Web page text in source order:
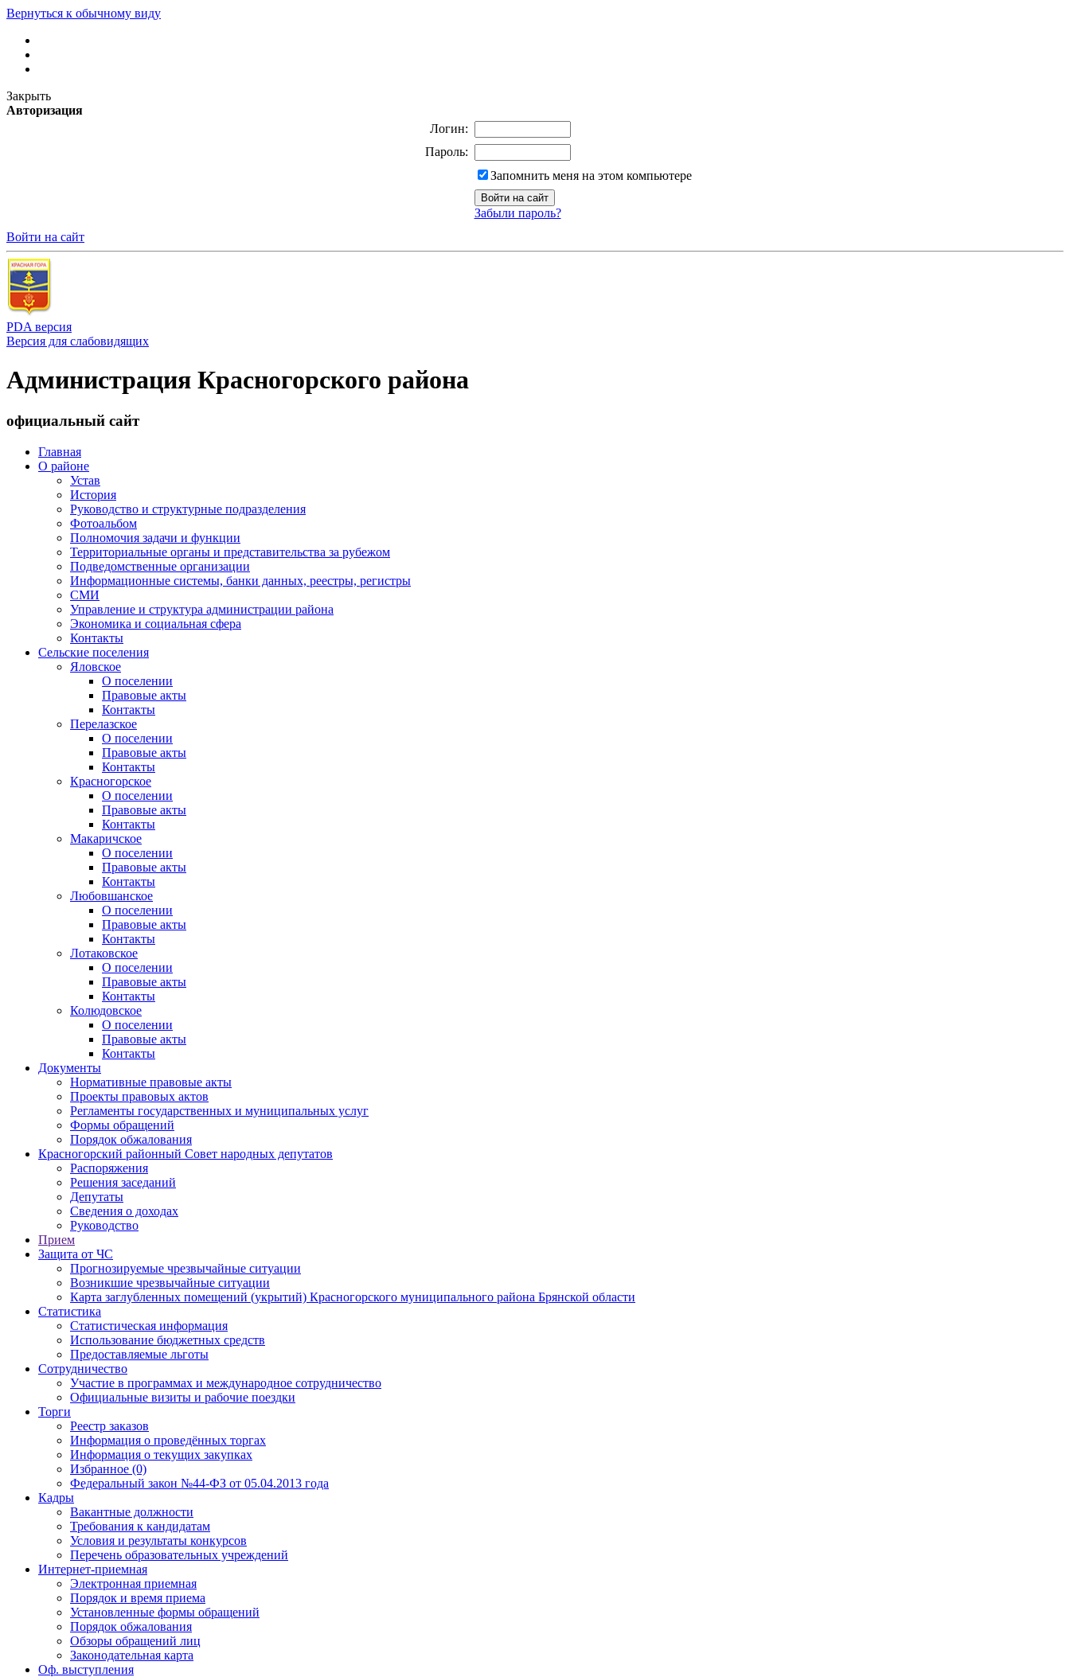
Вернуться к обычному виду
Закрыть
Авторизация
Логин:
Пароль:
Запомнить меня на этом компьютере
Забыли пароль?
Войти на сайт
PDA версия
Версия для слабовидящих
Администрация Красногорского района
официальный сайт
Главная
О районе
Устав
История
Руководство и структурные подразделения
Фотоальбом
Полномочия задачи и функции
Территориальные органы и представительства за рубежом
Подведомственные организации
Информационные системы, банки данных, реестры, регистры
СМИ
Управление и структура администрации района
Экономика и социальная сфера
Контакты
Сельские поселения
Яловское
О поселении
Правовые акты
Контакты
Перелазское
О поселении
Правовые акты
Контакты
Красногорское
О поселении
Правовые акты
Контакты
Макаричское
О поселении
Правовые акты
Контакты
Любовшанское
О поселении
Правовые акты
Контакты
Лотаковское
О поселении
Правовые акты
Контакты
Колюдовское
О поселении
Правовые акты
Контакты
Документы
Нормативные правовые акты
Проекты правовых актов
Регламенты государственных и муниципальных услуг
Формы обращений
Порядок обжалования
Красногорский районный Совет народных депутатов
Распоряжения
Решения заседаний
Депутаты
Сведения о доходах
Руководство
Прием
Защита от ЧС
Прогнозируемые чрезвычайные ситуации
Возникшие чрезвычайные ситуации
Карта заглубленных помещений (укрытий) Красногорского муниципального района Брянской области
Статистика
Статистическая информация
Использование бюджетных средств
Предоставляемые льготы
Сотрудничество
Участие в программах и международное сотрудничество
Официальные визиты и рабочие поездки
Торги
Реестр заказов
Информация о проведённых торгах
Информация о текущих закупках
Избранное (0)
Федеральный закон №44-ФЗ от 05.04.2013 года
Кадры
Вакантные должности
Требования к кандидатам
Условия и результаты конкурсов
Перечень образовательных учреждений
Интернет-приемная
Электронная приемная
Порядок и время приема
Установленные формы обращений
Порядок обжалования
Обзоры обращений лиц
Законодательная карта
Оф. выступления